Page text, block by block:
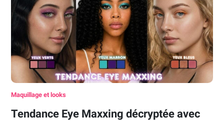
Maquillage et looks
Tendance Eye Maxxing décryptée avec